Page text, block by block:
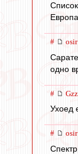
# osir
одно
#
Ухоед
# osir